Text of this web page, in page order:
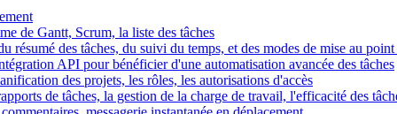
de Gantt, Scrum, la liste des tâches
résumé des tâches, du suivi du temps, et des modes de mise au
API pour bénéficier d'une automatisation avancée des tâches
des projets, les rôles, les autorisations d'accès
de tâches, la gestion de la charge de travail, l'efficacité des